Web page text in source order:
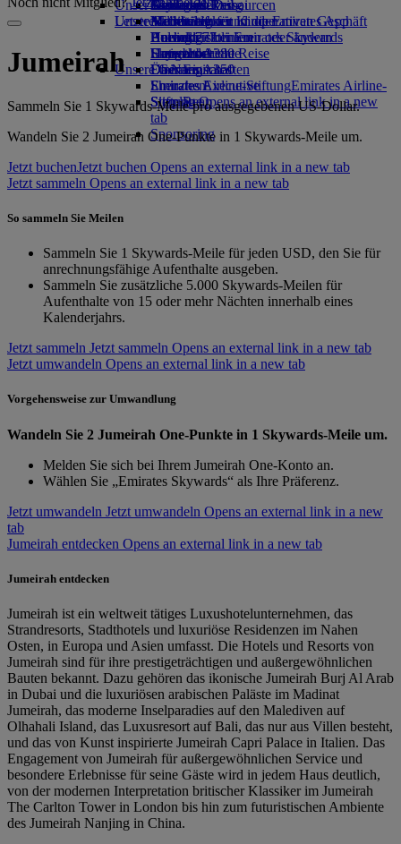
Getränke
Unsere Flotte
Boeing 777
Emirates A380
Emirates A350
Emirates Executive
Sitzpläne
Kinderspielzeug
Aktivitäten für Kinder
Unser Planet
Nachhaltigkeit im operativen Geschäft
Umweltrichtlinien
Umweltberichte
Unsere Gemeinschaften
Emirates Airline-StiftungEmirates Airline-
Stiftung Opens an external link in a new
tab
Sponsoring
Genf nach Dubai
Letzte Reiseziele
Helsinki
Hangzhou
Da Nang
Shenzhen
Siem Reap
Skywards Rail
Meilenrechner
Anmelden bei Emirates Skywards
Skywards+
Anfragen
Tools und Ressourcen
Mobiltelefon und die Emirates App
Buchung stornieren oder ändern
Unterbrochene Reise
Über Emirates
Jumeirah
Sammeln Sie 1 Skywards-Meile pro ausgegebenen US-Dollar.
Wandeln Sie 2 Jumeirah One-Punkte in 1 Skywards-Meile um.
Jetzt buchenJetzt buchen Opens an external link in a new tab
Jetzt sammeln Opens an external link in a new tab
So sammeln Sie Meilen
Sammeln Sie 1 Skywards-Meile für jeden USD, den Sie für
anrechnungsfähige Aufenthalte ausgeben.
Sammeln Sie zusätzliche 5.000 Skywards-Meilen für
Aufenthalte von 15 oder mehr Nächten innerhalb eines
Kalenderjahrs.
Jetzt sammeln Jetzt sammeln Opens an external link in a new tab
Jetzt umwandeln Opens an external link in a new tab
Vorgehensweise zur Umwandlung
Wandeln Sie 2 Jumeirah One-Punkte in 1 Skywards-Meile um.
Melden Sie sich bei Ihrem Jumeirah One-Konto an.
Wählen Sie „Emirates Skywards“ als Ihre Präferenz.
Jetzt umwandeln Jetzt umwandeln Opens an external link in a new
tab
Jumeirah entdecken Opens an external link in a new tab
Jumeirah entdecken
Jumeirah ist ein weltweit tätiges Luxushotelunternehmen, das
Strandresorts, Stadthotels und luxuriöse Residenzen im Nahen
Osten, in Europa und Asien umfasst. Die Hotels und Resorts von
Jumeirah sind für ihre prestigeträchtigen und außergewöhnlichen
Bauten bekannt. Dazu gehören das ikonische Jumeirah Burj Al Arab
in Dubai und die luxuriösen arabischen Paläste im Madinat
Jumeirah, das moderne Inselparadies auf den Malediven auf
Olhahali Island, das Luxusresort auf Bali, das nur aus Villen besteht,
und das von Kunst inspirierte Jumeirah Capri Palace in Italien. Das
Engagement von Jumeirah für außergewöhnlichen Service und
besondere Erlebnisse für seine Gäste wird in jedem Haus deutlich,
von der modernen Interpretation britischer Klassiker im Jumeirah
The Carlton Tower in London bis hin zum futuristischen Ambiente
des Jumeirah Nanjing in China.